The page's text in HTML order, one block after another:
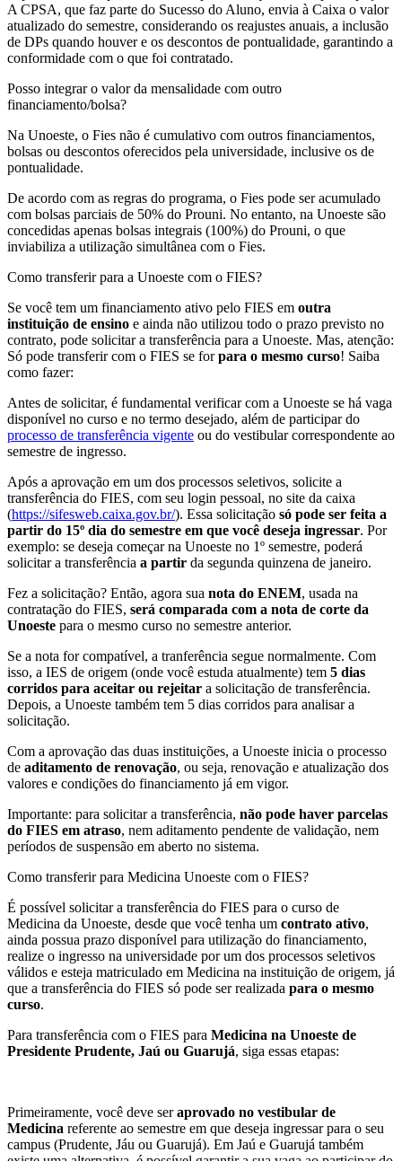
A CPSA, que faz parte do Sucesso do Aluno, envia à Caixa o valor
atualizado do semestre, considerando os reajustes anuais, a inclusão
de DPs quando houver e os descontos de pontualidade, garantindo a
conformidade com o que foi contratado.
Posso integrar o valor da mensalidade com outro
financiamento/bolsa?
Na Unoeste, o Fies não é cumulativo com outros financiamentos,
bolsas ou descontos oferecidos pela universidade, inclusive os de
pontualidade.
De acordo com as regras do programa, o Fies pode ser acumulado
com bolsas parciais de 50% do Prouni. No entanto, na Unoeste são
concedidas apenas bolsas integrais (100%) do Prouni, o que
inviabiliza a utilização simultânea com o Fies.
Como transferir para a Unoeste com o FIES?
Se você tem um financiamento ativo pelo FIES em outra
instituição de ensino e ainda não utilizou todo o prazo previsto no
contrato, pode solicitar a transferência para a Unoeste. Mas, atenção:
Só pode transferir com o FIES se forpara o mesmo curso! Saiba
como fazer:
Antes de solicitar, é fundamental verificar com a Unoeste se há vaga
disponível no curso e no termo desejado, além de participar do
processo de transferência vigente ou do vestibular correspondente ao
semestre de ingresso.
Após a aprovação em um dos processos seletivos, solicite a
transferência do FIES, com seu login pessoal, no site da caixa
(https://sifesweb.caixa.gov.br/). Essa solicitação só pode ser feita a
partir do 15º dia do semestre em que você deseja ingressar. Por
exemplo: se deseja começar na Unoeste no 1º semestre, poderá
solicitar a transferência a partir da segunda quinzena de janeiro.
Fez a solicitação? Então, agora sua nota do ENEM, usada na
contratação do FIES, será comparada com a nota de corte da
Unoeste para o mesmo curso no semestre anterior.
Se a nota for compatível, a tranferência segue normalmente. Com
isso, a IES de origem (onde você estuda atualmente) tem 5 dias
corridos para aceitar ou rejeitar a solicitação de transferência.
Depois, a Unoeste também tem 5 dias corridos para analisar a
solicitação.
Com a aprovação das duas instituições, a Unoeste inicia o processo
de aditamento de renovação, ou seja, renovação e atualização dos
valores e condições do financiamento já em vigor.
Importante: para solicitar a transferência, não pode haver parcelas
do FIES em atraso, nem aditamento pendente de validação, nem
períodos de suspensão em aberto no sistema.
Como transferir para Medicina Unoeste com o FIES?
É possível solicitar a transferência do FIES para o curso de
Medicina da Unoeste, desde que você tenha um contrato ativo,
ainda possua prazo disponível para utilização do financiamento,
realize o ingresso na universidade por um dos processos seletivos
válidos e esteja matriculado em Medicina na instituição de origem, já
que a transferência do FIES só pode ser realizada para o mesmo
curso.
Para transferência com o FIES para Medicina na Unoeste de
Presidente Prudente, Jaú ou Guarujá, siga essas etapas:
Primeiramente, você deve seraprovado no vestibular de
Medicina referente ao semestre em que deseja ingressar para o seu
campus (Prudente, Jáu ou Guarujá). Em Jaú e Guarujá também